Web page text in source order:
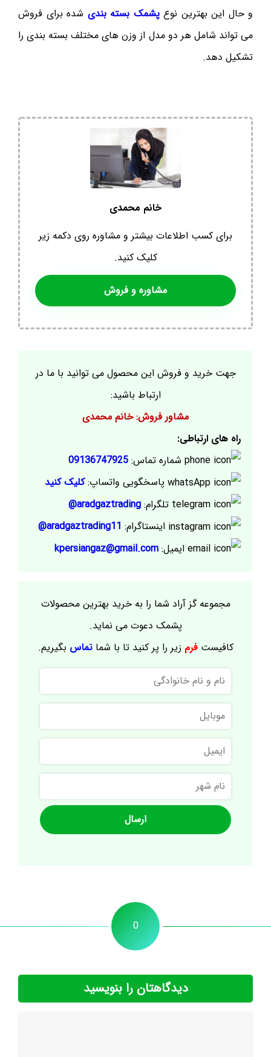
و حال این بهترین نوعپشمک بسته بندی شده برای فروش
می تواند شامل هر دو مدل از وزن های مختلف بسته بندی را
تشکیل دهد.
خانم محمدی
برای کسب اطلاعات بیشتر و مشاوره روی دکمه زیر
کلیک کنید.
مشاوره و فروش
جهت خرید و فروش این محصول می توانید با ما در
ارتباط باشید:
مشاور فروش: خانم محمدی
راه های ارتباطی:
شماره تماس: 09136747925
پاسخگویی واتساپ:کلیک کنید
تلگرام: aradgaztrading@
اینستاگرام: aradgaztrading11@
ایمیل: kpersiangaz@gmail.com
مجموعه گز آراد شما را به خرید بهترین محصولات
پشمک دعوت می نماید.
کافیستفرم زیر را پر کنید تا با شماتماس بگیریم.
نام
و
نام
خانوادگی
موبایل
ایمیل
نام
شهر
0
دیدگاهتان را بنویسید